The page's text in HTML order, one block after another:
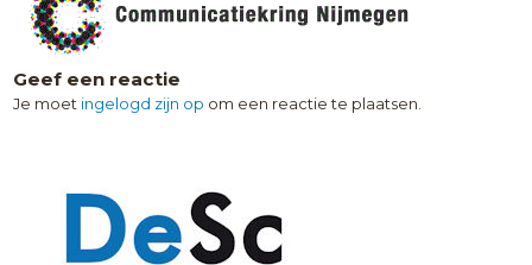
Geef een reactie
Je moet ingelogd zijn op om een reactie te plaatsen.